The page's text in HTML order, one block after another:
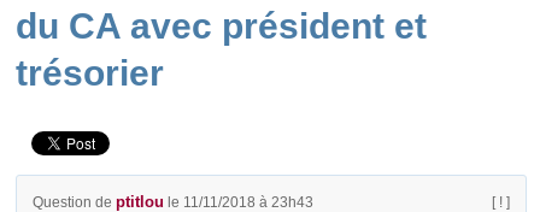
du CA avec président et
trésorier
Question deptitlou le 11/11/2018 à 23h43 [ ! ]